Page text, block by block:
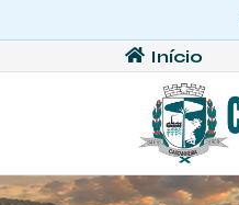
Início